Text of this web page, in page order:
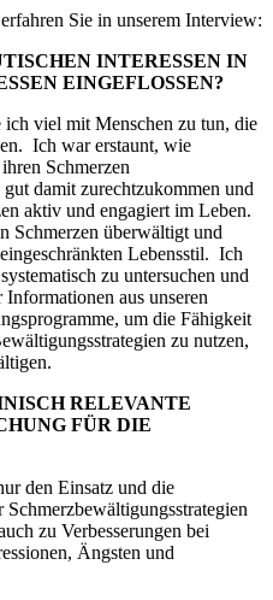
Sie in unserem Interview:
INTERESSEN IN
EINGEFLOSSEN?
viel mit Menschen zu tun, die
Ich war erstaunt, wie
Schmerzen
damit zurechtzukommen und
aktiv und engagiert im Leben.
Schmerzen überwältigt und
Lebensstil. Ich
zu untersuchen und
aus unseren
um die Fähigkeit
zu nutzen,
RELEVANTE
FÜR DIE
den Einsatz und die
zu Verbesserungen bei
Ängsten und